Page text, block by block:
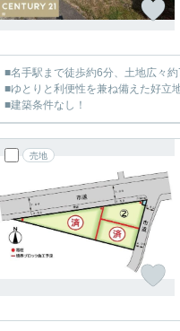
■名手駅まで徒歩約6分、土地広々約
■ゆとりと利便性を兼ね備えた好立
■建築条件なし！
売地